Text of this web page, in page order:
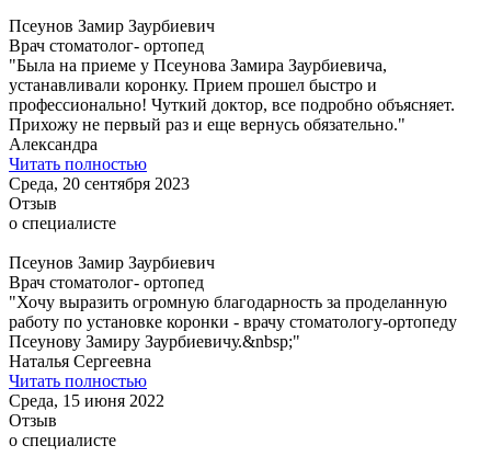
Псеунов Замир Заурбиевич
Врач стоматолог- ортопед
"Была на приеме у Псеунова Замира Заурбиевича,
устанавливали коронку. Прием прошел быстро и
профессионально! Чуткий доктор, все подробно объясняет.
Прихожу не первый раз и еще вернусь обязательно."
Александра
Читать полностью
Среда, 20 сентября 2023
Отзыв
о специалисте
Псеунов Замир Заурбиевич
Врач стоматолог- ортопед
"Хочу выразить огромную благодарность за проделанную
работу по установке коронки - врачу стоматологу-ортопеду
Псеунову Замиру Заурбиевичу.&nbsp;"
Наталья Сергеевна
Читать полностью
Среда, 15 июня 2022
Отзыв
о специалисте